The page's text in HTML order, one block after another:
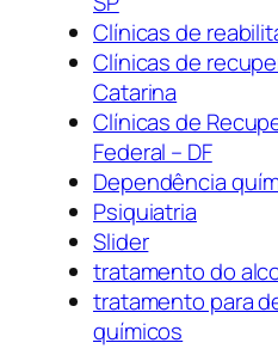
Clínicas de
Clínicas de
Catarina
Clínicas de
Federal – DF
Dependência
Psiquiatria
Slider
tratamento do
tratamento para
químicos